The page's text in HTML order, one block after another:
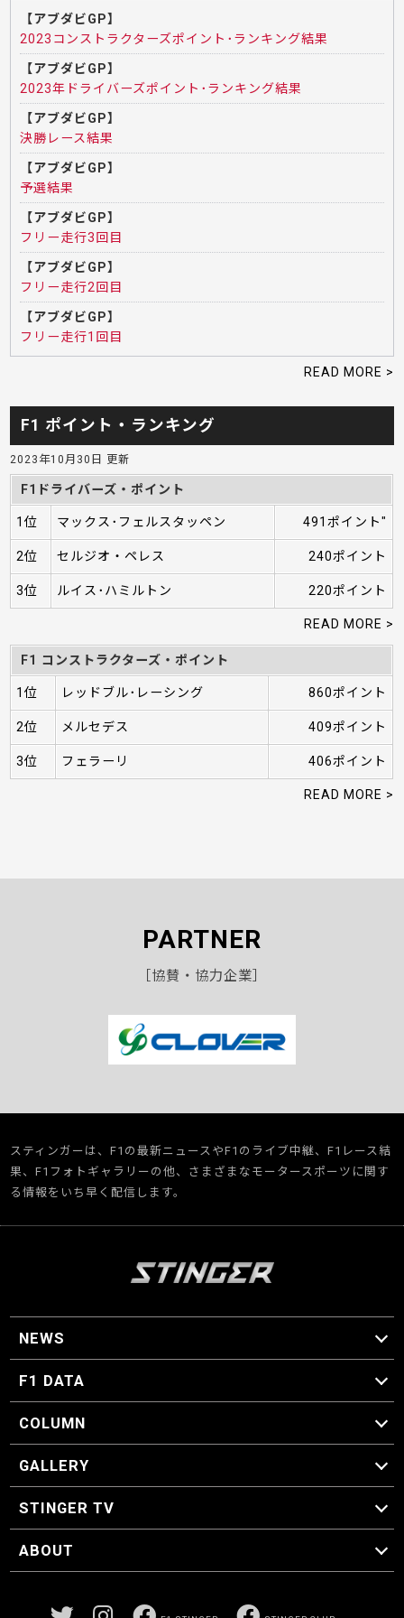
【アブダビGP】
2023コンストラクターズポイント･ランキング結果
【アブダビGP】
2023年ドライバーズポイント･ランキング結果
【アブダビGP】
決勝レース結果
【アブダビGP】
予選結果
【アブダビGP】
フリー走行3回目
【アブダビGP】
フリー走行2回目
【アブダビGP】
フリー走行1回目
READ MORE >
F1 ポイント・ランキング
2023年10月30日 更新
F1ドライバーズ・ポイント
1位 マックス･フェルスタッペン 491ポイント"
2位 セルジオ・ペレス 240ポイント
3位 ルイス･ハミルトン 220ポイント
READ MORE >
F1 コンストラクターズ・ポイント
1位 レッドブル･レーシング 860ポイント
2位 メルセデス 409ポイント
3位 フェラーリ 406ポイント
READ MORE >
PARTNER
［協賛・協力企業］
スティンガーは、F1の最新ニュースやF1のライブ中継、F1レース結
果、F1フォトギャラリーの他、さまざまなモータースポーツに関す
る情報をいち早く配信します。
NEWS
F1 ニュース
F1 DATA
F1 日程
F1 データ
COLUMN
マイ・ワンダフル・サーキット
スクーデリア・一方通行
F1に燃え、ゴルフに泣く日々。
スティングくんの部屋
GALLERY
GALLERY
STINGER TV
STINGER TV
ABOUT